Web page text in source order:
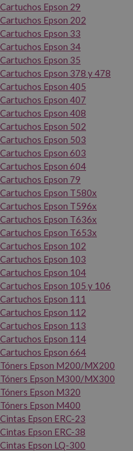
Cartuchos Epson 29
Cartuchos Epson 202
Cartuchos Epson 33
Cartuchos Epson 34
Cartuchos Epson 35
Cartuchos Epson 378 y 478
Cartuchos Epson 405
Cartuchos Epson 407
Cartuchos Epson 408
Cartuchos Epson 502
Cartuchos Epson 503
Cartuchos Epson 603
Cartuchos Epson 604
Cartuchos Epson 79
Cartuchos Epson T580x
Cartuchos Epson T596x
Cartuchos Epson T636x
Cartuchos Epson T653x
Cartuchos Epson 102
Cartuchos Epson 103
Cartuchos Epson 104
Cartuchos Epson 105 y 106
Cartuchos Epson 111
Cartuchos Epson 112
Cartuchos Epson 113
Cartuchos Epson 114
Cartuchos Epson 664
Tóners Epson M200/MX200
Tóners Epson M300/MX300
Tóners Epson M320
Tóners Epson M400
Cintas Epson ERC-23
Cintas Epson ERC-38
Cintas Epson LQ-300